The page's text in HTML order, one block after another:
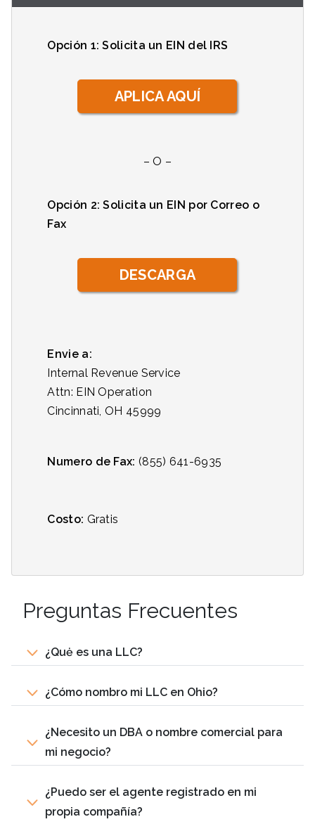
Opción 1: Solicita un EIN del IRS
APLICA AQUÍ
– O –
Opción 2: Solicita un EIN por Correo o
Fax
DESCARGA
Envie a:
Internal Revenue Service
Attn: EIN Operation
Cincinnati, OH 45999
Numero de Fax: (855) 641-6935
Costo: Gratis
Preguntas Frecuentes
¿Quė es una LLC?
¿Cómo nombro mi LLC en Ohio?
¿Necesito un DBA o nombre comercial para
mi negocio?
¿Puedo ser el agente registrado en mi
propia compañía?